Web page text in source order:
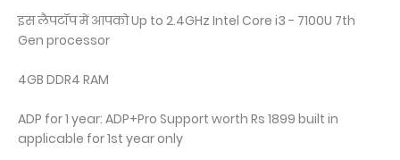
इस लैपटॉप में आपको Up to 2.4GHz Intel Core i3 - 7100U 7th
Gen processor
4GB DDR4 RAM
ADP for 1 year: ADP+Pro Support worth Rs 1899 built in
applicable for 1st year only